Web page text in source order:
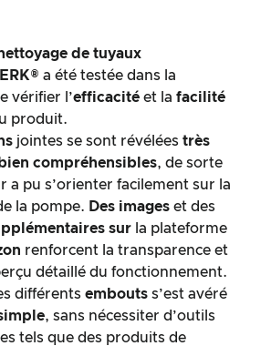
de tuyaux
a été testée dans la
vérifier l’efficacité et la facilité
produit.
jointes se sont révélées très
bien compréhensibles, de sorte
a pu s’orienter facilement sur la
la pompe. Des images et des
sur la plateforme
renforcent la transparence et
détaillé du fonctionnement.
différents embouts s’est avéré
, sans nécessiter d’outils
tels que des produits de